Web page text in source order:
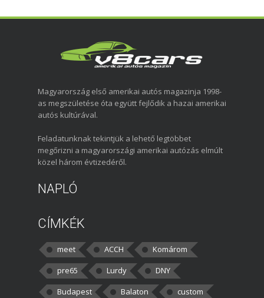
Magyarország első amerikai autós magazinja 1998-
as megszületése óta együtt fejlődik a hazai amerikai
autós kultúrával.
Feladatunknak tekintjük a lehető legtöbbet
megőrizni a magyarországi amerikai autózás elmúlt
közel három évtizedéről.
NAPLÓ
CÍMKÉK
meet ACCH
Komárom
pre65
Lurdy
DNY
Budapest
Balaton custom